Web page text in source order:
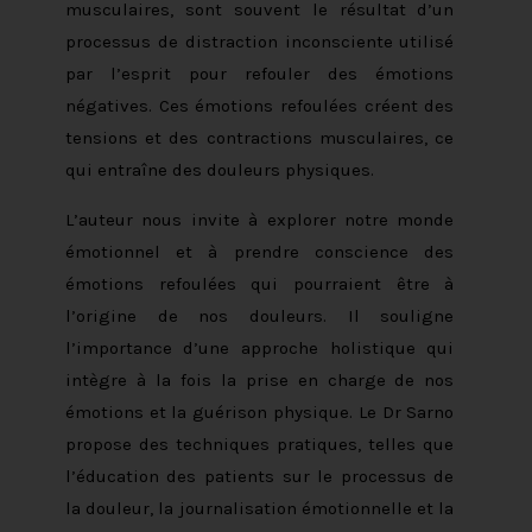
musculaires, sont souvent le résultat d’un
processus de distraction inconsciente utilisé
par l’esprit pour refouler des émotions
négatives. Ces émotions refoulées créent des
tensions et des contractions musculaires, ce
qui entraîne des douleurs physiques.
L’auteur nous invite à explorer notre monde
émotionnel et à prendre conscience des
émotions refoulées qui pourraient être à
l’origine de nos douleurs. Il souligne
l’importance d’une approche holistique qui
intègre à la fois la prise en charge de nos
émotions et la guérison physique. Le Dr Sarno
propose des techniques pratiques, telles que
l’éducation des patients sur le processus de
la douleur, la journalisation émotionnelle et la